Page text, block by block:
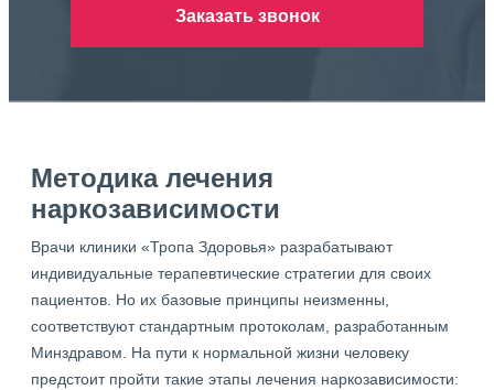
Заказать звонок
Методика лечения
наркозависимости
Врачи клиники «Тропа Здоровья» разрабатывают
индивидуальные терапевтические стратегии для своих
пациентов. Но их базовые принципы неизменны,
соответствуют стандартным протоколам, разработанным
Минздравом. На пути к нормальной жизни человеку
предстоит пройти такие этапы лечения наркозависимости: